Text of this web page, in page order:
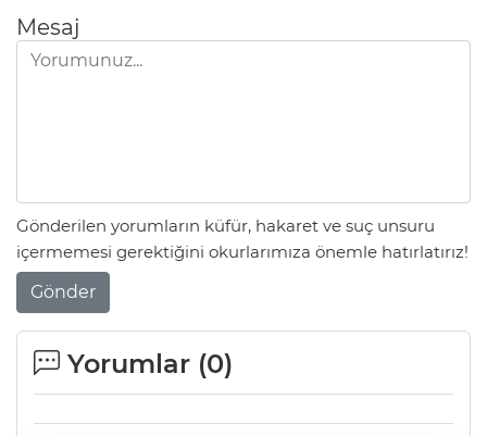
Mesaj
Gönderilen yorumların küfür, hakaret ve suç unsuru
içermemesi gerektiğini okurlarımıza önemle hatırlatırız!
Gönder
Yorumlar (0)